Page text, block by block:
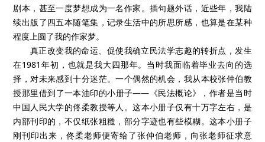
剧本，甚至一度梦想成为一名作家。插句题外话，近些年，我陆
续出版了四五本随笔集，记录生活中的所思所感，也算是在某种
程度上圆了我的作家梦。
真正改变我的命运、促使我确立民法学志趣的转折点，发生
在1981年初，也就是我大四那年。当时我面临着毕业去向的选
择，对未来感到十分迷茫。一个偶然的机会，我从本校张仲伯教
授那里借到了一本油印的小册子——《民法概论》，作者是当时
中国人民大学的佟柔教授等人。这本小册子仅有十万字左右，是
内部刊印的，不仅纸张粗糙，部分字迹也有些模糊。这本小册子
刚刊印出来，佟柔老师便寄给了张仲伯老师，向张老师征求意